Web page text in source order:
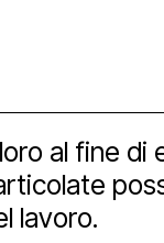
al fine di
lavoro.